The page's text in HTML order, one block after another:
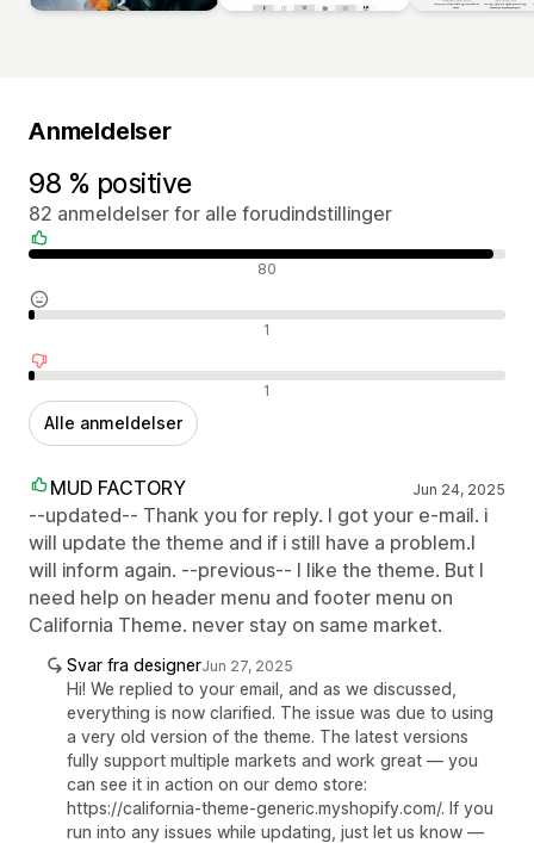
Anmeldelser
98 % positive
82 anmeldelser for alle forudindstillinger
Positive anmeldelser 80
Neutrale anmeldelser 1
Negative anmeldelser 1
Alle anmeldelser
MUD FACTORY Jun 24, 2025
--updated-- Thank you for reply. I got your e-mail. i
will update the theme and if i still have a problem.I
will inform again. --previous-- I like the theme. But I
need help on header menu and footer menu on
California Theme. never stay on same market.
Svar fra designerJun 27, 2025
Hi! We replied to your email, and as we discussed,
everything is now clarified. The issue was due to using
a very old version of the theme. The latest versions
fully support multiple markets and work great — you
can see it in action on our demo store:
https://california-theme-generic.myshopify.com/. If you
run into any issues while updating, just let us know —